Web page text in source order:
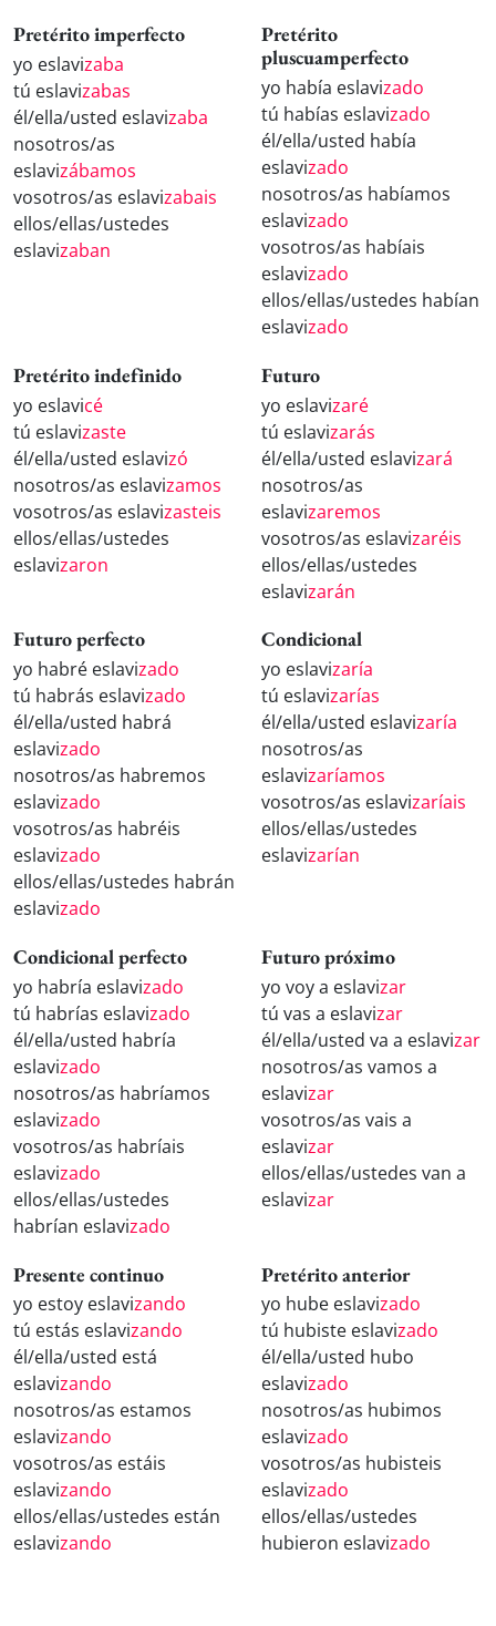
Pretérito imperfecto
yo eslavizaba
tú eslavizabas
él/ella/usted eslavizaba
nosotros/as
eslavizábamos
vosotros/as eslavizabais
ellos/ellas/ustedes
eslavizaban
Pretérito
pluscuamperfecto
yo había eslavizado
tú habías eslavizado
él/ella/usted había
eslavizado
nosotros/as habíamos
eslavizado
vosotros/as habíais
eslavizado
ellos/ellas/ustedes habían
eslavizado
Pretérito indefinido
yo eslavicé
tú eslavizaste
él/ella/usted eslavizó
nosotros/as eslavizamos
vosotros/as eslavizasteis
ellos/ellas/ustedes
eslavizaron
Futuro
yo eslavizaré
tú eslavizarás
él/ella/usted eslavizará
nosotros/as
eslavizaremos
vosotros/as eslavizaréis
ellos/ellas/ustedes
eslavizarán
Futuro perfecto
yo habré eslavizado
tú habrás eslavizado
él/ella/usted habrá
eslavizado
nosotros/as habremos
eslavizado
vosotros/as habréis
eslavizado
ellos/ellas/ustedes habrán
eslavizado
Condicional
yo eslavizaría
tú eslavizarías
él/ella/usted eslavizaría
nosotros/as
eslavizaríamos
vosotros/as eslavizaríais
ellos/ellas/ustedes
eslavizarían
Condicional perfecto
yo habría eslavizado
tú habrías eslavizado
él/ella/usted habría
eslavizado
nosotros/as habríamos
eslavizado
vosotros/as habríais
eslavizado
ellos/ellas/ustedes
habrían eslavizado
Futuro próximo
yo voy a eslavizar
tú vas a eslavizar
él/ella/usted va a eslavizar
nosotros/as vamos a
eslavizar
vosotros/as vais a
eslavizar
ellos/ellas/ustedes van a
eslavizar
Presente continuo
yo estoy eslavizando
tú estás eslavizando
él/ella/usted está
eslavizando
nosotros/as estamos
eslavizando
vosotros/as estáis
eslavizando
ellos/ellas/ustedes están
eslavizando
Pretérito anterior
yo hube eslavizado
tú hubiste eslavizado
él/ella/usted hubo
eslavizado
nosotros/as hubimos
eslavizado
vosotros/as hubisteis
eslavizado
ellos/ellas/ustedes
hubieron eslavizado